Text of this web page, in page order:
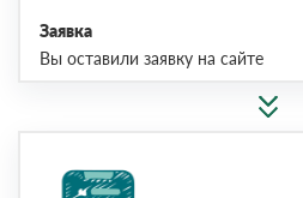
Заявка
Вы оставили заявку на сайте